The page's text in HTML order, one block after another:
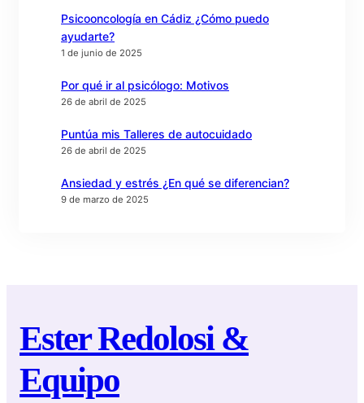
Psicooncología en Cádiz ¿Cómo puedo
ayudarte?
1 de junio de 2025
Por qué ir al psicólogo: Motivos
26 de abril de 2025
Puntúa mis Talleres de autocuidado
26 de abril de 2025
Ansiedad y estrés ¿En qué se diferencian?
9 de marzo de 2025
Ester Redolosi &
Equipo